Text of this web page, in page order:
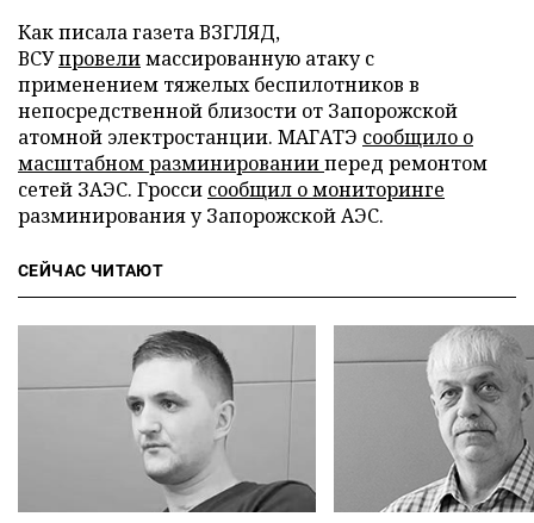
Как писала газета ВЗГЛЯД,
ВСУпровелимассированную атаку с
применением тяжелых беспилотников в
непосредственной близости от Запорожской
атомной электростанции. МАГАТЭ сообщило о
масштабном разминированииперед ремонтом
сетей ЗАЭС. Гросси сообщил о мониторинге
разминирования у Запорожской АЭС.
СЕЙЧАС ЧИТАЮТ